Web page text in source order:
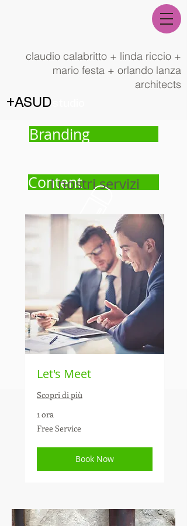
claudio calabritto + linda riccio +
mario festa + orlando lanza
architects
+ASUD
architecture|art|landscapeClaudio
Calabritto+Linda Riccio architetti
Branding
Content
Strategy
Creativity
I nostri servizi
Let's Meet
Scopri di più
1 ora
Free
Service
Free Service
Book Now